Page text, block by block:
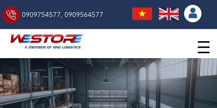
0909754577, 0909564577